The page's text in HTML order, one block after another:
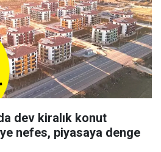
dev kiralık konut
nefes, piyasaya denge